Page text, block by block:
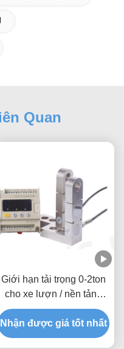
Quan
Giới hạn tải trọng 0-2ton
cho xe lượn / nền tảng
treo với màn hình 4 chữ
số để đảm bảo hoạt động
an toàn
Nhận được giá tốt nhất